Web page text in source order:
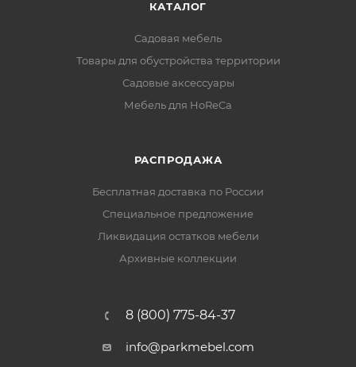
КАТАЛОГ
Садовая мебель
Товары для обустройства территории
Садовые аксессуары
Мебель для HoReCa
РАСПРОДАЖА
Бесплатная доставка по России
Специальное предложение
Ликвидация остатков мебели
Архивные коллекции
8 (800) 775-84-37
info@parkmebel.com